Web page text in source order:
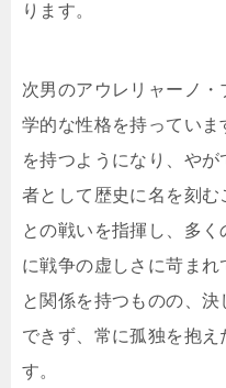
ります。
次男のアウレリャーノ
学的な性格を持ってい
を持つようになり、や
者として歴史に名を刻
との戦いを指揮し、多
に戦争の虚しさに苛ま
と関係を持つものの、
できず、常に孤独を抱え
す。